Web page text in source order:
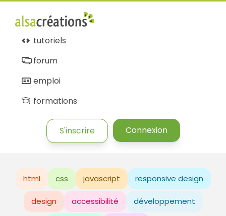
tutoriels
forum
emploi
formations
S'inscrire Connexion
html css javascript responsive design
design accessibilité développement